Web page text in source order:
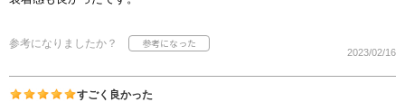
参考になりましたか？
2023/02/16
すごく良かった